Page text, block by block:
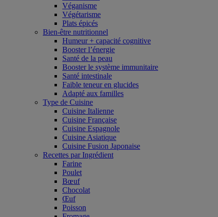
Véganisme
Végétarisme
Plats épicés
Bien-être nutritionnel
Humeur + capacité cognitive
Booster l’énergie
Santé de la peau
Booster le système immunitaire
Santé intestinale
Faible teneur en glucides
Adapté aux familles
Type de Cuisine
Cuisine Italienne
Cuisine Française
Cuisine Espagnole
Cuisine Asiatique
Cuisine Fusion Japonaise
Recettes par Ingrédient
Farine
Poulet
Bœuf
Chocolat
Œuf
Poisson